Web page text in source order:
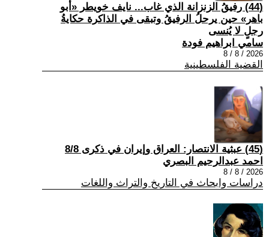
(44) رفيقُ الزنزانة الذي غاب... نايف خويطر «أبو
باهر» حين يرحلُ الرفيقُ وتبقى في الذاكرة حكايةُ
رجلٍ لا يُنسى
سامي ابراهيم فودة
2026 / 8 / 8
القضية الفلسطينية
(45) عبثية الانتصار: العراق وإيران في ذكرى 8/8
احمد عبدالرحيم البصري
2026 / 8 / 8
دراسات وابحاث في التاريخ والتراث واللغات